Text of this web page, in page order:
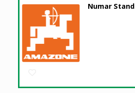
Numar Stand